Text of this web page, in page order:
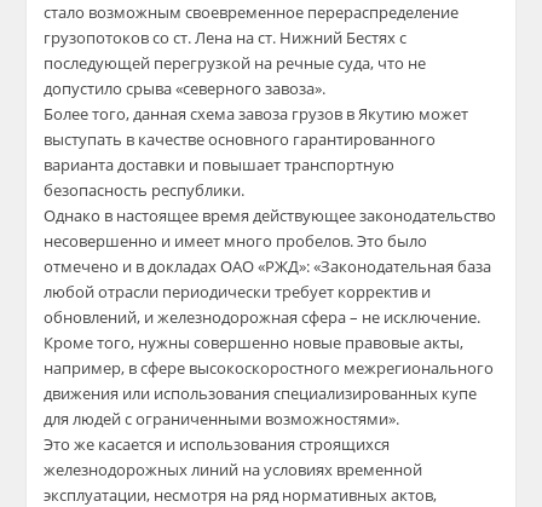
стало возможным своевременное перераспределение
грузопотоков со ст. Лена на ст. Нижний Бестях с
последующей перегрузкой на речные суда, что не
допустило срыва «северного завоза».
Более того, данная схема завоза грузов в Якутию может
выступать в качестве основного гарантированного
варианта доставки и повышает транспортную
безопасность республики.
Однако в настоящее время действующее законодательство
несовершенно и имеет много пробелов. Это было
отмечено и в докладах ОАО «РЖД»: «Законодательная база
любой отрасли периодически требует корректив и
обновлений, и железнодорожная сфера – не исключение.
Кроме того, нужны совершенно новые правовые акты,
например, в сфере высокоскоростного межрегионального
движения или использования специализированных купе
для людей с ограниченными возможностями».
Это же касается и использования строящихся
железнодорожных линий на условиях временной
эксплуатации, несмотря на ряд нормативных актов,